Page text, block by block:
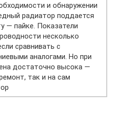
и обнаружении
радиатор поддается
— пайке. Показатели
несколько
сравнивать с
аналогами. Но при
достаточно высока —
так и на сам